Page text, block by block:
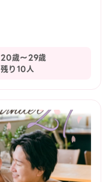
20歳〜29歳
残り10人